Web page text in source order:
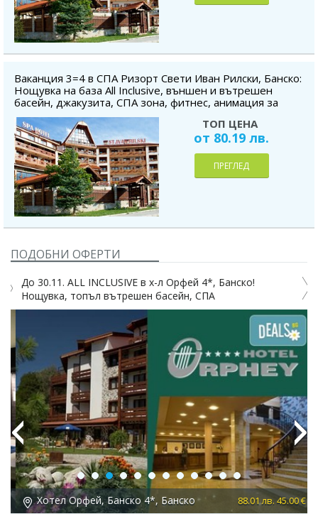
Ваканция 3=4 в СПА Ризорт Свети Иван Рилски, Банско:
Нощувка на база All Inclusive, външен и вътрешен
басейн, джакузита, СПА зона, фитнес, анимация за
деца, безплатно за дете до 5.99г.
ТОП ЦЕНА
от 80.19 лв.
ПРЕГЛЕД
ПОДОБНИ ОФЕРТИ
До 30.11. ALL INCLUSIVE в х-л Орфей 4*, Банско!
Нощувка, топъл вътрешен басейн, СПА
Хотел Орфей, Банско 4*, Банско 88.01 лв. 45.00 €
Previous Next